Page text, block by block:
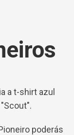
a t-shirt azul
poderás